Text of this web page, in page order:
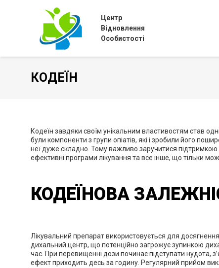
Центр
Відновлення
Особистості
КОДЕЇН
Кодеїн завдяки своїм унікальним властивостям став
були компоненти з групи опіатів, які і зробили його
неї дуже складно. Тому важливо заручитися підтримкою
ефективні програми лікування та все інше, що тільки
КОДЕЇНОВА
Лікувальний препарат використовується для
дихальний центр, що потенційно загрожує зупинкою
час. При перевищенні дози починає підступати нудота,
ефект приходить десь за годину. Регулярний прийом